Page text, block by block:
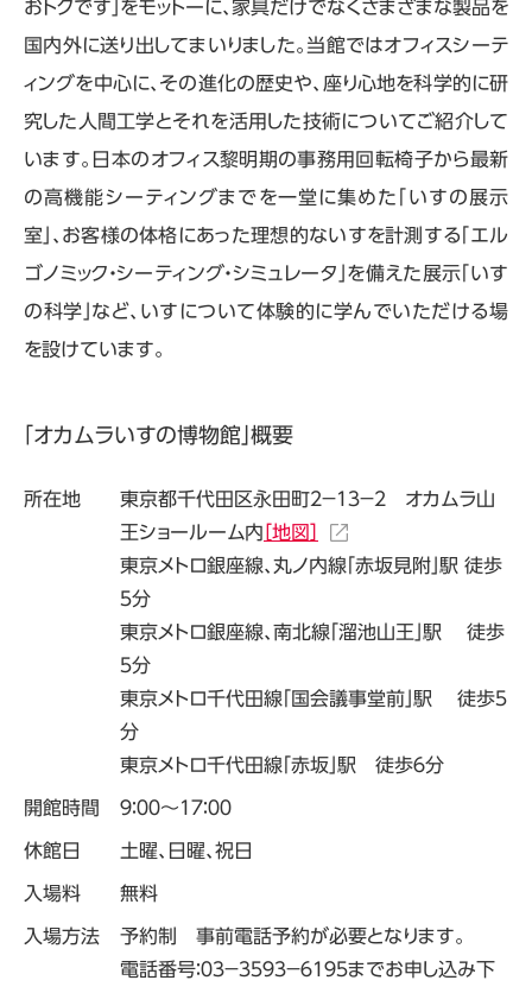
おトクです」をモットーに、家具だけでなくさまざまな製品を
国内外に送り出してまいりました。当館ではオフィスシーテ
ィングを中心に、その進化の歴史や、座り心地を科学的に研
究した人間工学とそれを活用した技術についてご紹介して
います。日本のオフィス黎明期の事務用回転椅子から最新
の高機能シーティングまでを一堂に集めた「いすの展示
室」、お客様の体格にあった理想的ないすを計測する「エル
ゴノミック・シーティング・シミュレータ」を備えた展示「いす
の科学」など、いすについて体験的に学んでいただける場
を設けています。
「オカムラいすの博物館」概要
所在地
東京都千代田区永田町２－１３－２ オカムラ山
王ショールーム内 ［地図］
東京メトロ銀座線、丸ノ内線「赤坂見附」駅 徒歩
５分
東京メトロ銀座線、南北線「溜池山王」駅 徒歩
５分
東京メトロ千代田線「国会議事堂前」駅 徒歩５
分
東京メトロ千代田線「赤坂」駅 徒歩６分
開館時間 ９：００～１７：００
休館日 土曜、日曜、祝日
入場料 無料
入場方法
予約制 事前電話予約が必要となります。
電話番号：０３－３５９３－６１９５までお申し込み下